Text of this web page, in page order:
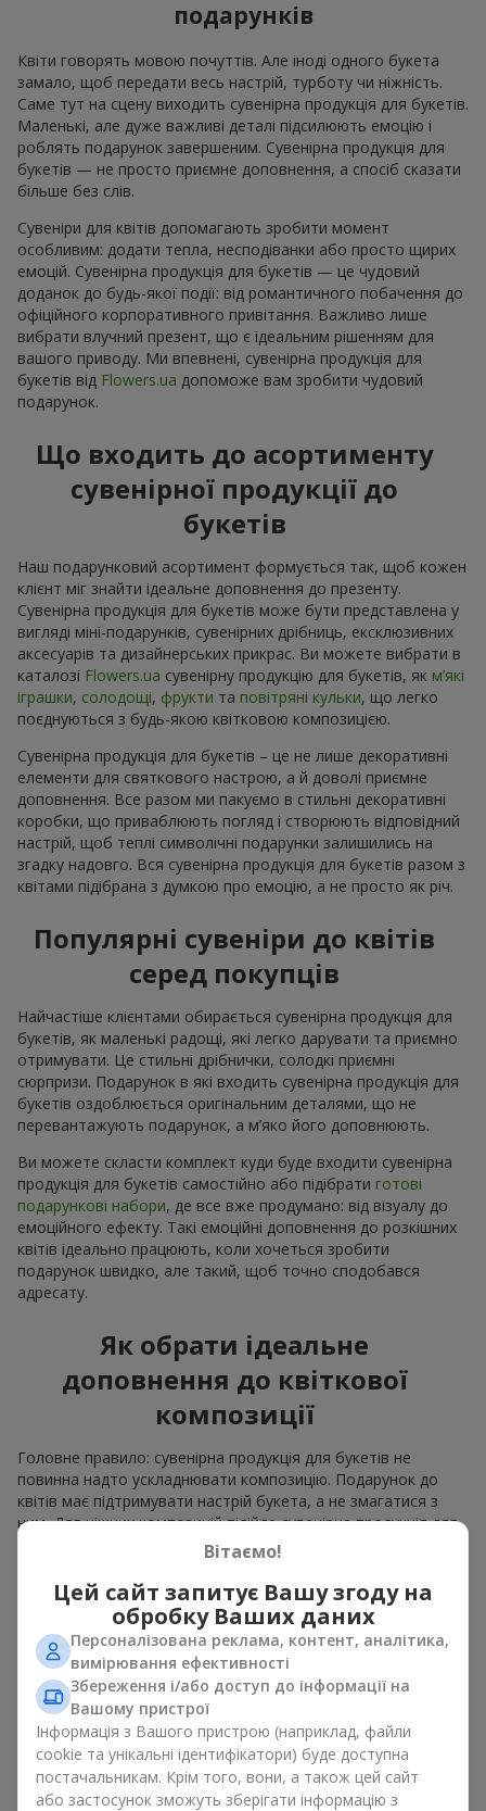
подарунків
Квіти говорять мовою почуттів. Але іноді одного букета
замало, щоб передати весь настрій, турботу чи ніжність.
Саме тут на сцену виходить сувенірна продукція для букетів.
Маленькі, але дуже важливі деталі підсилюють емоцію і
роблять подарунок завершеним. Сувенірна продукція для
букетів — не просто приємне доповнення, а спосіб сказати
більше без слів.
Сувеніри для квітів допомагають зробити момент
особливим: додати тепла, несподіванки або просто щирих
емоцій. Сувенірна продукція для букетів — це чудовий
доданок до будь-якої події: від романтичного побачення до
офіційного корпоративного привітання. Важливо лише
вибрати влучний презент, що є ідеальним рішенням для
вашого приводу. Ми впевнені, сувенірна продукція для
букетів від Flowers.ua допоможе вам зробити чудовий
подарунок.
Що входить до асортименту
сувенірної продукції до
букетів
Наш подарунковий асортимент формується так, щоб кожен
клієнт міг знайти ідеальне доповнення до презенту.
Сувенірна продукція для букетів може бути представлена у
вигляді міні-подарунків, сувенірних дрібниць, ексклюзивних
аксесуарів та дизайнерських прикрас. Ви можете вибрати в
каталозі Flowers.ua cувенірну продукцію для букетів, як м’які
іграшки, солодощі, фрукти та повітряні кульки, що легко
поєднуються з будь-якою квітковою композицією.
Сувенірна продукція для букетів – це не лише декоративні
елементи для святкового настрою, а й доволі приємне
доповнення. Все разом ми пакуємо в стильні декоративні
коробки, що приваблюють погляд і створюють відповідний
настрій, щоб теплі символічні подарунки залишились на
згадку надовго. Вся сувенірна продукція для букетів разом з
квітами підібрана з думкою про емоцію, а не просто як річ.
Популярні сувеніри до квітів
серед покупців
Найчастіше клієнтами обирається сувенірна продукція для
букетів, як маленькі радощі, які легко дарувати та приємно
отримувати. Це стильні дрібнички, солодкі приємні
сюрпризи. Подарунок в які входить сувенірна продукція для
букетів оздоблюється оригінальним деталями, що не
перевантажують подарунок, а м’яко його доповнюють.
Ви можете скласти комплект куди буде входити сувенірна
продукція для букетів самостійно або підібрати готові
подарункові набори, де все вже продумано: від візуалу до
емоційного ефекту. Такі емоційні доповнення до розкішних
квітів ідеально працюють, коли хочеться зробити
подарунок швидко, але такий, щоб точно сподобався
адресату.
Як обрати ідеальне
доповнення до квіткової
композиції
Головне правило: сувенірна продукція для букетів не
повинна надто ускладнювати композицію. Подарунок до
квітів має підтримувати настрій букета, а не змагатися з
ним. Для ніжних композицій підійде сувенірна продукція для
букетів, як легкі символічні додатки та легкі елементи
Для яскравих є сенс використати більш сміливі додаткові
акценти, як вишуканіцукеркичи дорогі сувеніри.
Сувенірна продукція для букетів повинна вибиратись,
враховуючи й привід, і людину, якій адресований подарунок.
Якщо сумніваєтесь, яка сувенірна продукція для букетів вам
потрібна — обирайте універсальні маленькі приємності,
широкий вибір яких знайдеться у нашому каталозі.
Сувеніри до букетів на різні свята
Вітаємо!
Цей сайт запитує Вашу згоду на
обробку Ваших даних
Персоналізована реклама, контент, аналітика,
вимірювання ефективності
Збереження і/або доступ до інформації на
Вашому пристрої
Інформація з Вашого пристрою (наприклад, файли
cookie та унікальні ідентифікатори) буде доступна
постачальникам. Крім того, вони, а також цей сайт
або застосунок зможуть зберігати інформацію з